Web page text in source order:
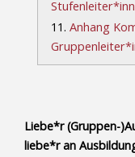
11. Anhang
Liebe*r (Gruppen-
liebe*r an